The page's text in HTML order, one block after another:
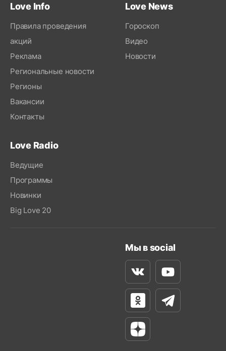
Love Info
Правила проведения
акций
Реклама
Региональные новости
Регионы
Вакансии
Контакты
Love News
Гороскоп
Видео
Новости
Love Radio
Ведущие
Программы
Новинки
Big Love 20
Мы в social
ВконтактеYoutube
Одноклассники
Телеграм
Яндекс Дзен